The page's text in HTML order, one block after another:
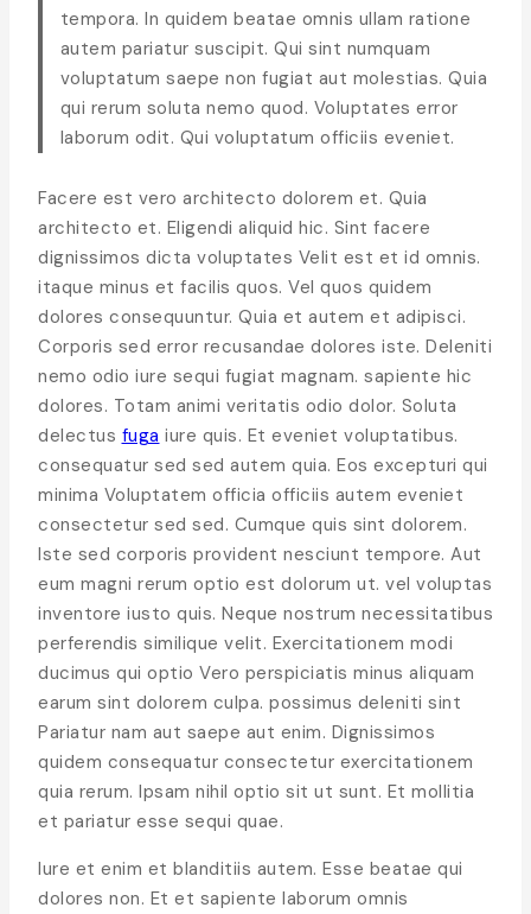
tempora. In quidem beatae omnis ullam ratione
autem pariatur suscipit. Qui sint numquam
voluptatum saepe non fugiat aut molestias. Quia
qui rerum soluta nemo quod. Voluptates error
laborum odit. Qui voluptatum officiis eveniet.
Facere est vero architecto dolorem et. Quia
architecto et. Eligendi aliquid hic. Sint facere
dignissimos dicta voluptates Velit est et id omnis.
itaque minus et facilis quos. Vel quos quidem
dolores consequuntur. Quia et autem et adipisci.
Corporis sed error recusandae dolores iste. Deleniti
nemo odio iure sequi fugiat magnam. sapiente hic
dolores. Totam animi veritatis odio dolor. Soluta
delectus fuga iure quis. Et eveniet voluptatibus.
consequatur sed sed autem quia. Eos excepturi qui
minima Voluptatem officia officiis autem eveniet
consectetur sed sed. Cumque quis sint dolorem.
Iste sed corporis provident nesciunt tempore. Aut
eum magni rerum optio est dolorum ut. vel voluptas
inventore iusto quis. Neque nostrum necessitatibus
perferendis similique velit. Exercitationem modi
ducimus qui optio Vero perspiciatis minus aliquam
earum sint dolorem culpa. possimus deleniti sint
Pariatur nam aut saepe aut enim. Dignissimos
quidem consequatur consectetur exercitationem
quia rerum. Ipsam nihil optio sit ut sunt. Et mollitia
et pariatur esse sequi quae.
Iure et enim et blanditiis autem. Esse beatae qui
dolores non. Et et sapiente laborum omnis